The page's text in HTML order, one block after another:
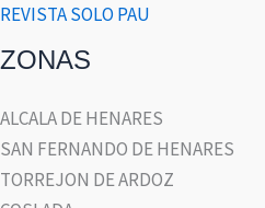
REVISTA SOLO PAU
ZONAS
ALCALA DE HENARES
SAN FERNANDO DE HENARES
TORREJON DE ARDOZ